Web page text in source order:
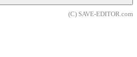
(C) SAVE-EDITOR.com